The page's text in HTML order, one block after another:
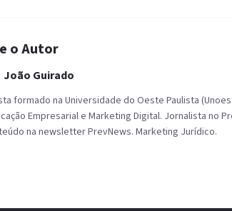
o Autor
João Guirado
formado na Universidade do Oeste Paulista
Empresarial e Marketing Digital. Jornalista no
na newsletter PrevNews. Marketing Jurídico.